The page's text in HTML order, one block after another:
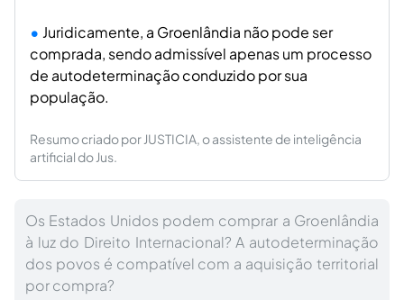
Juridicamente, a Groenlândia não pode ser
comprada, sendo admissível apenas um processo
de autodeterminação conduzido por sua
população.
Resumo criado por JUSTICIA, o assistente de inteligência
artificial do Jus.
Os Estados Unidos podem comprar a Groenlândia
à luz do Direito Internacional? A autodeterminação
dos povos é compatível com a aquisição territorial
por compra?